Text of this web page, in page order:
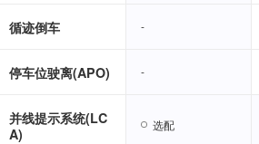
循迹倒车 -
停车位驶离(APO) -
并线提示系统(LC
A)
选配
-
-
选配